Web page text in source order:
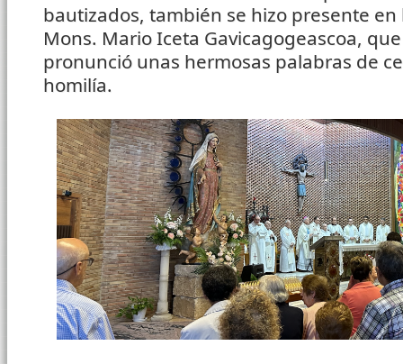
bautizados, también se hizo presente
Mons. Mario Iceta Gavicagogeascoa,
pronunció unas hermosas palabras de
homilía.